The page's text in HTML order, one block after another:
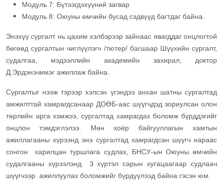
Модуль 7: Бүтээгдэхүүний загвар
Модуль 8: Оюуны өмчийн бусад сэдвүүд багтдаг байна.
Энэхүү сургалт нь цахим хэлбэрээр зайнаас явагддаг онцлогтой
бөгөөд сургалтын чиглүүлэгч /тютер/ багшаар Шүүхийн сургалт,
судалгаа, мэдээллийн академийн захирал, доктор
Д.Эрдэнэчимэг ажиллаж байна.
Сургалтыг нээж тэрээр хэлсэн үгэндээ анхан шатны сургалтад
амжилттай хамрагдсанаар ДОӨБ-аас шүүгчдэд зориулсан олон
төрлийн арга хэмжээ, сургалтад хамрагдах боломж бүрддэгийг
онцлон тэмдэглэлээ. Мөн хоёр байгууллагын хамтын
ажиллагааны хүрээнд энэ сургалтад хамрагдсан шүүгч нараас
сонгон харилцан туршлага судлах, БНСУ-ын Оюуны өмчийн
судалгааны хүрээлэнд 3 хүртэл сарын хугацаагаар судлаач
шүүгчээр ажиллуулах боломжийг бүрдүүлээд байна гэсэн юм.